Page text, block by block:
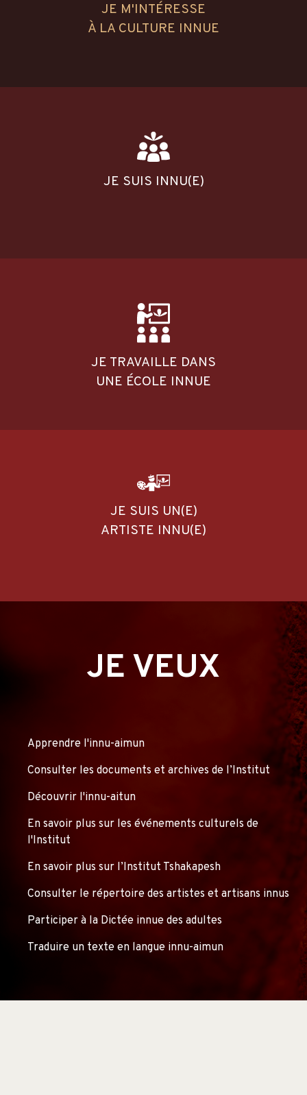
JE M'INTÉRESSE
À LA CULTURE INNUE
JE SUIS INNU(E)
JE TRAVAILLE DANS
UNE ÉCOLE INNUE
JE SUIS UN(E)
ARTISTE INNU(E)
JE VEUX
Apprendre l'innu-aimun
Consulter les documents et archives de l’Institut
Découvrir l'innu-aitun
En savoir plus sur les événements culturels de
l'Institut
En savoir plus sur l’Institut Tshakapesh
Consulter le répertoire des artistes et artisans innus
Participer à la Dictée innue des adultes
Traduire un texte en langue innu-aimun